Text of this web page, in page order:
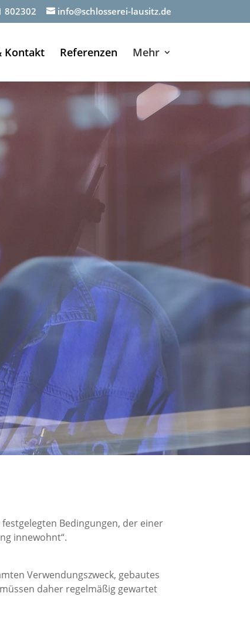
802302 info@schlosserei-lausitz.de
Kontakt Referenzen Mehr
Bedingungen, der einer
innewohnt“.
Verwendungszweck, gebautes
daher regelmäßig gewartet